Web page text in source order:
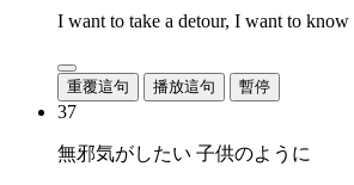
I want to take a detour, I want to
重覆這句 播放這句 暫停
37
無邪気がしたい 子供のように